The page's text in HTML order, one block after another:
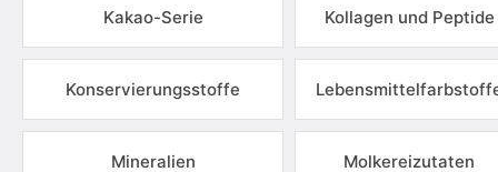
Kakao-Serie Kollagen und Peptide
Konservierungsstoffe
Mineralien Molkereizutaten